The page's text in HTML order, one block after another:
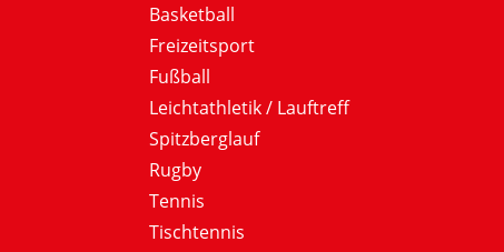
Basketball
Freizeitsport
Fußball
Leichtathletik / Lauftreff
Spitzberglauf
Rugby
Tennis
Tischtennis